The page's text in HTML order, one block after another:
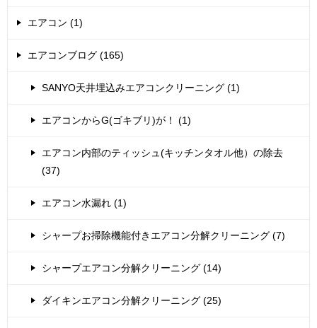
エアコン (1)
エアコンブログ (165)
SANYO天井埋込みエアコンクリーニング (1)
エアコンからG(ゴキブリ)が！ (1)
エアコン内部のティッシュ(キッチンタオル他）の除去
(37)
エアコン水漏れ (1)
シャープお掃除機能付きエアコン分解クリーニング (7)
シャープエアコン分解クリーニング (14)
ダイキンエアコン分解クリーニング (25)